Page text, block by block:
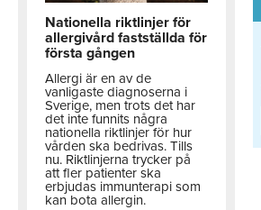
Nationella riktlinjer för
allergivård fastställda för
första gången
Allergi är en av de
vanligaste diagnoserna i
Sverige, men trots det har
det inte funnits några
nationella riktlinjer för hur
vården ska bedrivas. Tills
nu. Riktlinjerna trycker på
att fler patienter ska
erbjudas immunterapi som
kan bota allergin.